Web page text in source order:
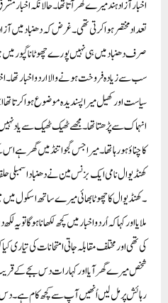
اخبار آزاد ہند میرے گھر آتا تھا ۔حالانکہ اخبار
تعداد مختصر ہوا کرتی تھی ۔غرض کہ دھنباد میں
صرف دھنباد میں ہی نہیں پورے چھوٹا ناگپور
سب سے زیادہ فروخت ہونے والا اردو اخبار
سیاست اور کھیل میرا پسندیدہ موضوع ہوا کرتا
انہماک سے پڑھتا تھا ۔مجھے ٹھیک ٹھیک سے یاد
کا چناؤ ہو رہا تھا ۔میرا جس گجواتنڈ میں گھر ہے
کھنڈیوال نامی ایک بزنس مین نے دھنباد اسمبلی
۔کھنڈیوال کا چھوٹا بھائی میرے ساتھ اسکول
ملایا اور کہا کہ اُردو اخبار میں کچھ لکھانا ہوگا
کی تھی اور مختلف مقابلہ جاتی امتحانات کی تیاری
رہائش پر مل لیں اُنھیں آپ سے کچھ کام ہے